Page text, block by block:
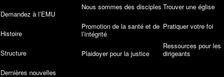
Demandez à l’EMU
Histoire
Structure
Dernières nouvelles
Nous sommes des disciples
Promotion de la santé et de
l’intégrité
Plaidoyer pour la justice
Trouver une église
Pratiquer votre foi
Ressources pour les
dirigeants